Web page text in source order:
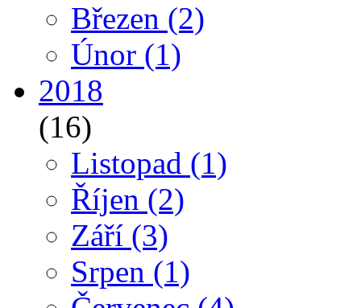
Březen (2)
Únor (1)
2018
(16)
Listopad (1)
Říjen (2)
Září (3)
Srpen (1)